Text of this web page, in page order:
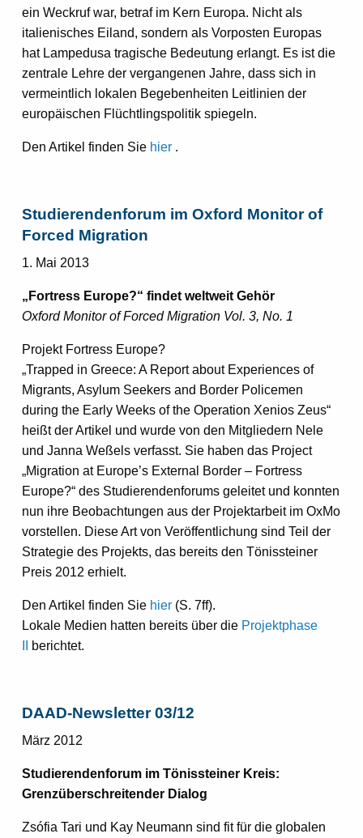
ein Weckruf war, betraf im Kern Europa. Nicht als
italienisches Eiland, sondern als Vorposten Europas
hat Lampedusa tragische Bedeutung erlangt. Es ist die
zentrale Lehre der vergangenen Jahre, dass sich in
vermeintlich lokalen Begebenheiten Leitlinien der
europäischen Flüchtlingspolitik spiegeln.
Den Artikel finden Sie hier.
Studierendenforum im Oxford Monitor of
Forced Migration
1. Mai 2013
„Fortress Europe?“ findet weltweit Gehör
Oxford Monitor of Forced Migration Vol. 3, No. 1
Projekt Fortress Europe?
„Trapped in Greece: A Report about Experiences of
Migrants, Asylum Seekers and Border Policemen
during the Early Weeks of the Operation Xenios Zeus“
heißt der Artikel und wurde von den Mitgliedern Nele
und Janna Weßels verfasst. Sie haben das Project
„Migration at Europe’s External Border – Fortress
Europe?“ des Studierendenforums geleitet und konnten
nun ihre Beobachtungen aus der Projektarbeit im OxMo
vorstellen. Diese Art von Veröffentlichung sind Teil der
Strategie des Projekts, das bereits den Tönissteiner
Preis 2012 erhielt.
Den Artikel finden Sie hier(S. 7ff).
Lokale Medien hatten bereits über die Projektphase
berichtet.
DAAD-Newsletter 03/12
März 2012
Studierendenforum im Tönissteiner Kreis:
Grenzüberschreitender Dialog
Zsófia Tari und Kay Neumann sind fit für die globalen